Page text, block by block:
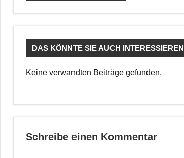
DAS KÖNNTE SIE AUCH INTERESSIEREN
Keine verwandten Beiträge gefunden.
Schreibe einen Kommentar